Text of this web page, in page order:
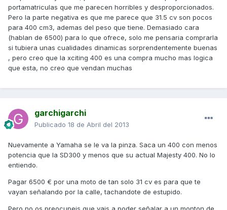
portamatriculas que me parecen horribles y desproporcionados.
Pero la parte negativa es que me parece que 31.5 cv son pocos
para 400 cm3, ademas del peso que tiene. Demasiado cara
(hablan de 6500) para lo que ofrece, solo me pensaria comprarla
si tubiera unas cualidades dinamicas sorprendentemente buenas
, pero creo que la xciting 400 es una compra mucho mas logica
que esta, no creo que vendan muchas
garchigarchi
Publicado 18 de Abril del 2013
Nuevamente a Yamaha se le va la pinza. Saca un 400 con menos
potencia que la SD300 y menos que su actual Majesty 400. No lo
entiendo.
Pagar 6500 € por una moto de tan solo 31 cv es para que te
vayan señalando por la calle, tachandote de estupido.